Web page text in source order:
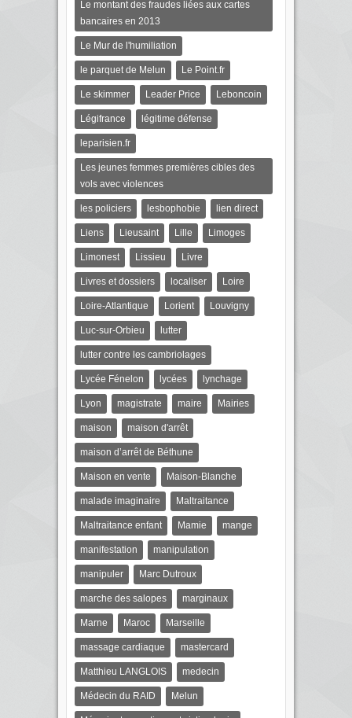
Le montant des fraudes liées aux cartes
bancaires en 2013
Le Mur de l'humiliation
le parquet de Melun Le Point.fr
Le skimmer Leader Price Leboncoin
Légifrance légitime défense
leparisien.fr
Les jeunes femmes premières cibles des
vols avec violences
les policiers lesbophobie lien direct
Liens Lieusaint Lille Limoges
Limonest Lissieu Livre
Livres et dossiers localiser Loire
Loire-Atlantique Lorient Louvigny
Luc-sur-Orbieu lutter
lutter contre les cambriolages
Lycée Fénelon lycées lynchage
Lyon magistrate maire Mairies
maison maison d'arrêt
maison d’arrêt de Béthune
Maison en vente Maison-Blanche
malade imaginaire Maltraitance
Maltraitance enfant Mamie mange
manifestation manipulation
manipuler Marc Dutroux
marche des salopes marginaux
Marne Maroc Marseille
massage cardiaque mastercard
Matthieu LANGLOIS medecin
Médecin du RAID Melun